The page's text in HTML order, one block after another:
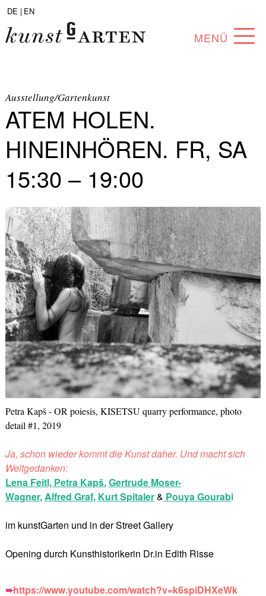
DE | EN
MENÜ
ABOUT
SAMMLUNG
KÜNSTLER*INNEN
PARTNER*INNEN
ANGEBOTE
Ausstellung/Gartenkunst
ATEM HOLEN.
HINEINHÖREN. FR, SA
15:30 – 19:00
Petra Kapš - OR poiesis, KISETSU quarry performance, photo
detail #1, 2019
Ja, schon wieder kommt die Kunst daher. Und macht sich
Weltgedanken:
Lena Feitl, Petra Kapš,Gertrude Moser-
Wagner,Alfred Graf, Kurt Spitaler& Pouya Gourabi
im kunstGarten und in der Street Gallery
Opening durch Kunsthistorikerin Dr.in Edith Risse
➨https://www.youtube.com/watch?v=k6spiDHXeWk